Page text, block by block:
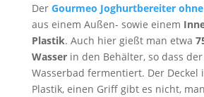
Der Gourmeo Joghurtbereiter
aus einem Außen- sowie einem
Plastik. Auch hier gießt man etwa
Wasserin den Behälter, so dass
Wasserbad fermentiert. Der Deckel
Plastik, einen Griff gibt es nicht,